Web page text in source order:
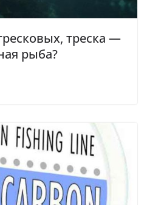
треска —
рыба?